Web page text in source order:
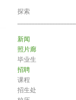
探索
新闻
照片廊
毕业生
招聘
课程
招生处